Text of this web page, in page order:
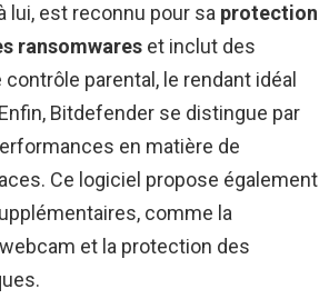
lui, est reconnu pour sa protection
ransomwares et inclut des
parental, le rendant idéal
Bitdefender se distingue par
en matière de
Ce logiciel propose également
comme la
et la protection des